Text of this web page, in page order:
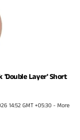
'Double Layer' Short
14:52 GMT +05:30 -More